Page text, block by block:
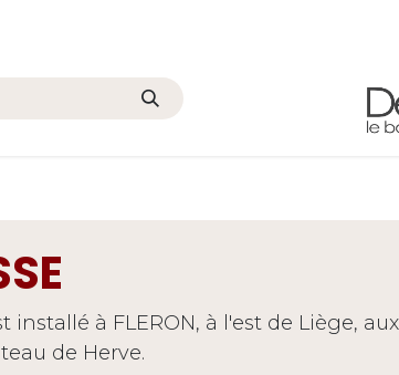
installé à FLERON, à l'est de Liège, aux
de Herve.